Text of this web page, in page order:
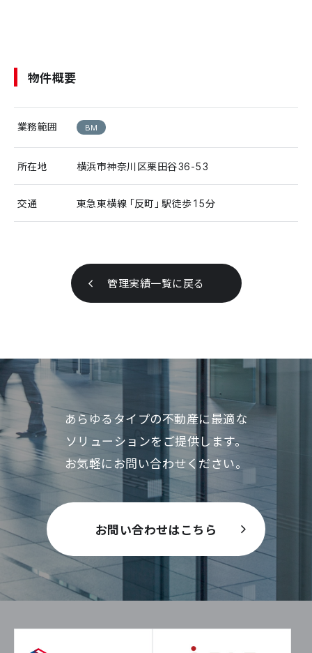
物件概要
業務範囲 BM
所在地 横浜市神奈川区栗田谷36-53
交通 東急東横線「反町」駅徒歩15分
管理実績一覧に戻る
あらゆるタイプの不動産に最適な
ソリューションをご提供します。
お気軽にお問い合わせください。
お問い合わせはこちら